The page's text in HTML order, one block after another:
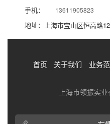
手机： 13611905823
地址：上海市宝山区恒高路
首页 关于我们 业务
上海市领振实